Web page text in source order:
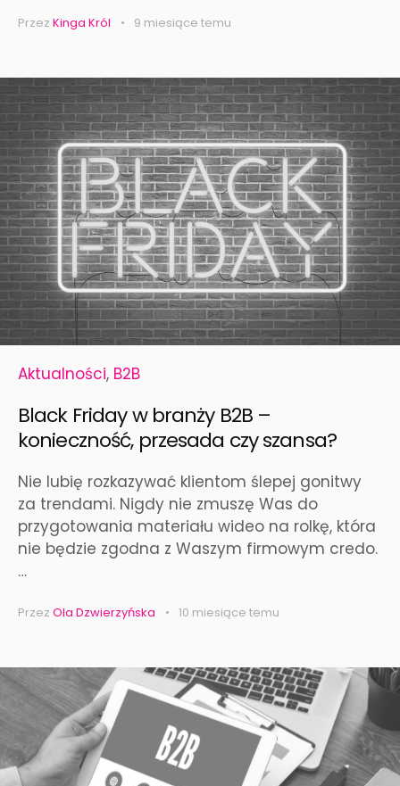
Przez Kinga Król 9 miesiące temu
Aktualności, B2B
Black Friday w branży B2B –
konieczność, przesada czy szansa?
Nie lubię rozkazywać klientom ślepej gonitwy
za trendami. Nigdy nie zmuszę Was do
przygotowania materiału wideo na rolkę, która
nie będzie zgodna z Waszym firmowym credo.
…
Przez Ola Dzwierzyńska 10 miesiące temu